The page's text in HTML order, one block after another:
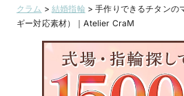
クラム >結婚指輪 >手作りできるチタンの
ギー対応素材）｜Atelier CraM